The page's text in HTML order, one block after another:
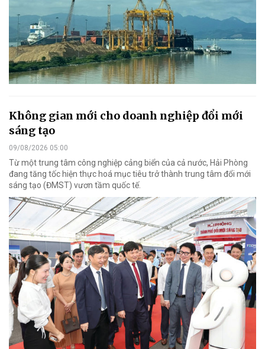
Không gian mới cho doanh nghiệp đổi mới
sáng tạo
09/08/2026 05:00
Từ một trung tâm công nghiệp cảng biển của cả nước, Hải Phòng
đang tăng tốc hiện thực hoá mục tiêu trở thành trung tâm đổi mới
sáng tạo (ĐMST) vươn tầm quốc tế.